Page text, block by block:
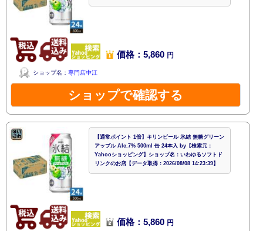
価格：5,860 円
ショップ名： 専門店中江
ショップで確認する
【通常ポイント 1倍】キリンビール 氷結 無糖グリーン
アップル Alc.7% 500ml 缶 24本入 by【検索元：
Yahooショッピング】ショップ名：いわゆるソフトド
リンクのお店【データ取得：2026/08/08 14:23:39】
価格：5,860 円